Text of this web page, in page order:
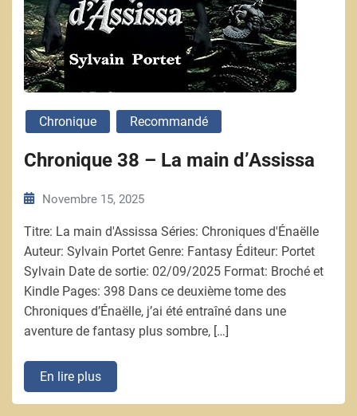
Chronique Recommandé
Chronique 38 – La main d’Assissa
Novembre 15, 2025
Titre: La main d'Assissa Séries: Chroniques d'Énaëlle
Auteur: Sylvain Portet Genre: Fantasy Éditeur: Portet
Sylvain Date de sortie: 02/09/2025 Format: Broché et
Kindle Pages: 398 Dans ce deuxième tome des
Chroniques d’Énaëlle, j’ai été entraîné dans une
aventure de fantasy plus sombre, […]
En lire plus